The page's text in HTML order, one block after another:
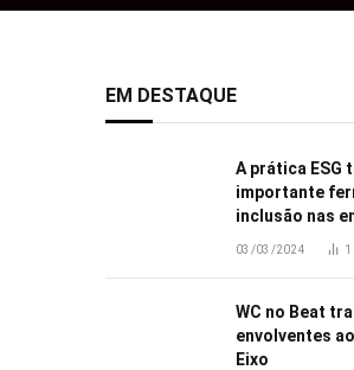
EM DESTAQUE
A prática ESG
importante
inclusão nas
03/03/2024 1
WC no Beat
envolventes
Eixo